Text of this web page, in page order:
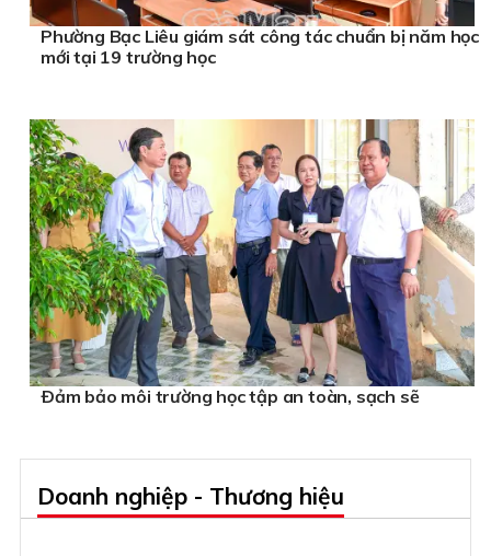
Phường Bạc Liêu giám sát công tác chuẩn bị năm học
mới tại 19 trường học
Ðảm bảo môi trường học tập an toàn, sạch sẽ
Doanh nghiệp - Thương hiệu